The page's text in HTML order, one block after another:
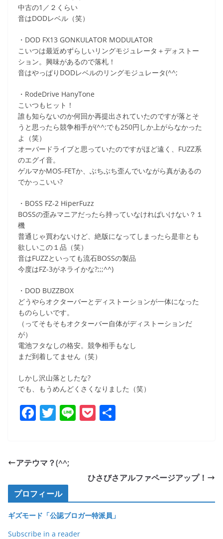
中古の1／２くらい
音はDODレベル（笑）
・DOD FX13 GONKULATOR MODULATOR
こいつは最近めずらしいリングモジュレータ＋デォストー
ション。興味があるので落札！
音はやっぱりDODレベルのリングモジュレータ(^^;
・RodeDrive HanyTone
こいつもヒット！
誰も知らないのか何回か再提出されていたのですが落とそ
うと思ったら競争相手が(^^;でも250円しか上がらなかった
よ（笑）
オーバードライブと思っていたのですがほど遠く、FUZZ系
のエグイ音。
ゲルマかMOS-FETか、ぶちぶち歪んでいながら真があるの
でかっこいい?
・BOSS FZ-2 HiperFuzz
BOSSの歪みマニアだったら持っていなければいけない？１
機
普通じゃ買わないけど、絶版になってしまったら是非とも
欲しいこの１品（笑）
音はFUZZといっても流石BOSSの製品
今度はFZ-3がネライかな?;;;^^)
・DOD BUZZBOX
どうやらオクターバーとディストーションが一体になった
ものらしいです。
（ってそもそもオクターバー自体がディストーションだ
が）
電池フタなしの格安。競争相手もなし
まだ到着してません（笑）
しかし沢山落としたな?
でも、もうめんどくさくなりました（笑）
F
e
o
o
k
T
er
Li P
アテウマ？(^^;
ひさびさアルファページアップ！
プロフィール
ギズモード「公認ブロガー特派員」
Subscribe in a reader